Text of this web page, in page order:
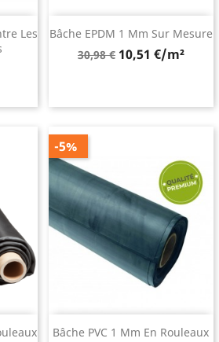
Les
Bâche EPDM 1 Mm Sur Mesure
Prix
30,98 € 10,51 €/m²
Bâche PVC 1 Mm En Rouleaux
-5%